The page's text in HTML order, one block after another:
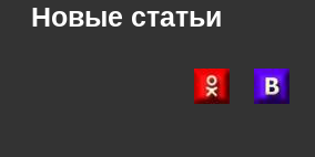
Новые статьи